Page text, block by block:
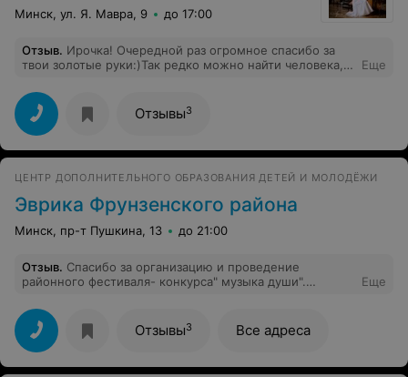
Минск, ул. Я. Мавра, 9 до 17:00
Отзыв. Ирочка! Очередной раз огромное спасибо за
твои золотые руки:)Так редко можно найти человека,
творческих успехов и вдохновения!
Еще
Отзывы3
ЦЕНТР ДОПОЛНИТЕЛЬНОГО ОБРАЗОВАНИЯ ДЕТЕЙ И МОЛОДЁЖИ
Эврика Фрунзенского района
Минск, пр-т Пушкина, 13 до 21:00
Отзыв. Спасибо за организацию и проведение
районного фестиваля- конкурса" музыка души".
конкурсы сейчас в большинстве своём проводятся
дистанционно и платные, это была хорошая
возможность для детей и учителей почувствовать зал,
публику, испытать и показать себя.
Профессиональное,чуткое жюри, неплохая
Еще
Отзывы3 Все адреса